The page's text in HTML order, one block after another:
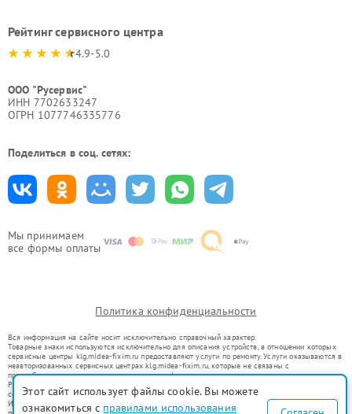
Мы принимаем
все формы оплаты
Рейтинг сервисного центра
4.9-5.0
ООО "Русервис"
ИНН 7702633247
ОГРН 1077746335776
Поделиться в соц. сетях:
Политика конфиденциальности
Вся информация на сайте носит исключительно справочный характер.
Товарные знаки используются исключительно для описания устройств, в отношении которых
сервисные центры klg.midea-fixim.ru предоставляют услуги по ремонту. Услуги оказываются в
неавторизованных сервисных центрах klg.midea-fixim.ru, которые не связаны с
правообладателями товарных знаков или их официальными представителями.
Ремонт осуществляется для устройств, уже введенных в гражданский оборот в соответствии
со статьей 1487 ГК РФ.
Использование товарных знаков не преследует цели индивидуализации услуг или введения
Этот сайт использует файлы cookie. Вы можете
ознакомиться с правилами использования